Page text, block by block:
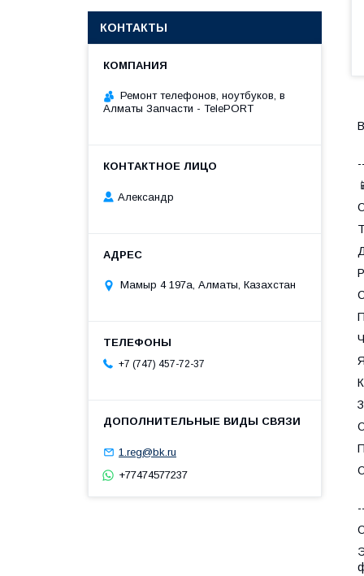
КОНТАКТЫ
Ремонт телефонов, ноутбуков, в
Алматы Запчасти - TelePORT
Александр
Мамыр 4 197а, Алматы, Казахстан
+7 (747) 457-72-37
1.reg@bk.ru
+77474577237